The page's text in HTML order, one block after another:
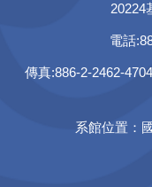
20224
電話
傳真:886-2-2462-
系館位置：